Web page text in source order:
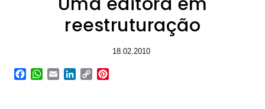
reestruturação
18.02.2010
Facebook
WhatsApp
EmailLinkedIn
Copy